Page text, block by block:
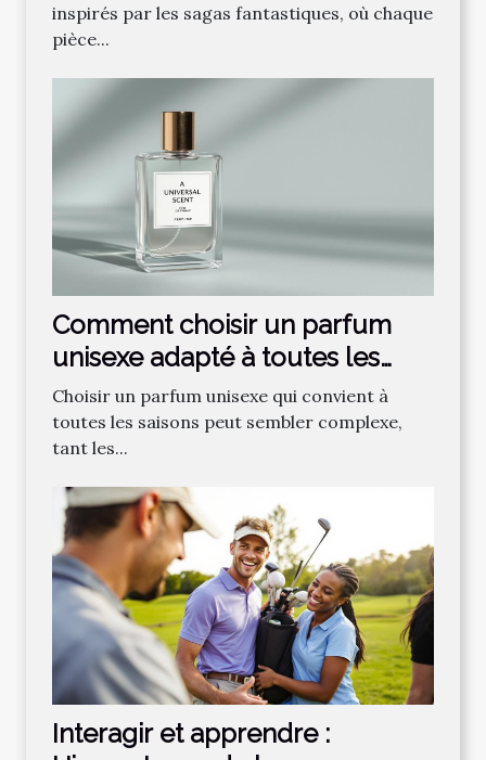
inspirés par les sagas fantastiques, où chaque
pièce...
Comment choisir un parfum
unisexe adapté à toutes les
saisons ?
Choisir un parfum unisexe qui convient à
toutes les saisons peut sembler complexe,
tant les...
Interagir et apprendre :